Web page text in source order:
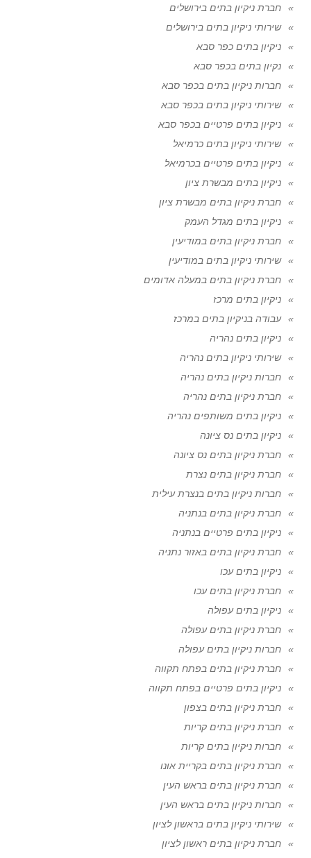
חברת ניקיון בתים בירושלים
שירותי ניקיון בתים בירושלים
ניקיון בתים כפר סבא
נקיון בתים בכפר סבא
חברות ניקיון בתים בכפר סבא
שירותי ניקיון בתים בכפר סבא
ניקיון בתים פרטיים בכפר סבא
שירותי ניקיון בתים כרמיאל
ניקיון בתים פרטיים בכרמיאל
ניקיון בתים מבשרת ציון
חברת ניקיון בתים מבשרת ציון
ניקיון בתים מגדל העמק
חברת ניקיון בתים במודיעין
שירותי ניקיון בתים במודיעין
חברת ניקיון בתים במעלה אדומים
ניקיון בתים מרכז
עבודה בניקיון בתים במרכז
ניקיון בתים נהריה
שירותי ניקיון בתים נהריה
חברות ניקיון בתים נהריה
חברת ניקיון בתים נהריה
ניקיון בתים משותפים נהריה
ניקיון בתים נס ציונה
חברת ניקיון בתים נס ציונה
חברת ניקיון בתים נצרת
חברות ניקיון בתים בנצרת עילית
חברת ניקיון בתים בנתניה
ניקיון בתים פרטיים בנתניה
חברת ניקיון בתים באזור נתניה
ניקיון בתים עכו
חברת ניקיון בתים עכו
ניקיון בתים עפולה
חברת ניקיון בתים עפולה
חברות ניקיון בתים עפולה
חברת ניקיון בתים בפתח תקווה
ניקיון בתים פרטיים בפתח תקווה
חברת ניקיון בתים בצפון
חברת ניקיון בתים קריות
חברות ניקיון בתים קריות
חברת ניקיון בתים בקריית אונו
חברת ניקיון בתים בראש העין
חברות ניקיון בתים בראש העין
שירותי ניקיון בתים בראשון לציון
חברת ניקיון בתים ראשון לציון